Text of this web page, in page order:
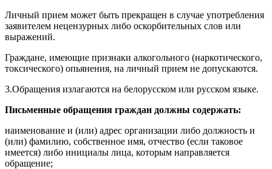
Личный прием может быть прекращен в случае употребления
заявителем нецензурных либо оскорбительных слов или
выражений.
Граждане, имеющие признаки алкогольного (наркотического,
токсического) опьянения, на личный прием не допускаются.
3.Обращения излагаются на белорусском или русском языке.
Письменные обращения граждан должны содержать:
наименование и (или) адрес организации либо должность и
(или) фамилию, собственное имя, отчество (если таковое
имеется) либо инициалы лица, которым направляется
обращение;